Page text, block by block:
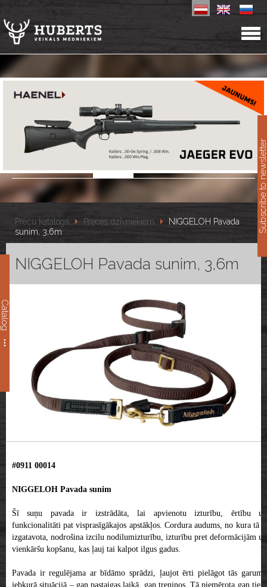
Catalog
Preču katalogs Preces dzīvniekiem
NIGGELOH Pavada
sunim, 3,6m
NIGGELOH Pavada sunim, 3,6m
#0911 00014
NIGGELOH Pavada sunim
Šī suņu pavada ir izstrādāta, lai apvienotu izturību, ērtību un
funkcionalitāti pat visprasīgākajos apstākļos. Cordura audums, no kura tā ir
izgatavota, nodrošina izcilu nodilumizturību, izturību pret deformācijām un
vienkāršu kopšanu, kas ļauj tai kalpot ilgus gadus.
Pavada ir regulējama ar bīdāmo sprādzi, ļaujot ērti pielāgot tās garumu
jebkurā situācijā – gan pastaigas laikā, gan treniņos. Tā piemērota gan tiem
Subscribe